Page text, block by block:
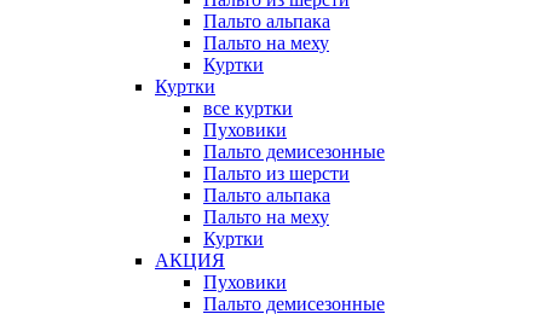
Пальто альпака
Пальто на меху
Куртки
Куртки
все куртки
Пуховики
Пальто демисезонные
Пальто из шерсти
Пальто альпака
Пальто на меху
Куртки
АКЦИЯ
Пуховики
Пальто демисезонные